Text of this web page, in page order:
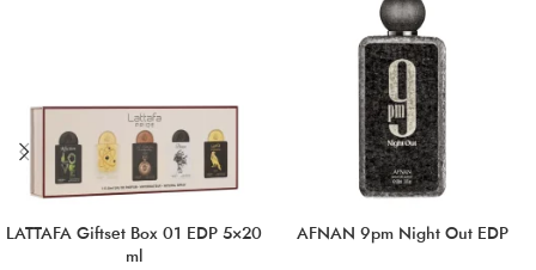
LATTAFA Giftset Box 01 EDP 5×20
ml
AFNAN 9pm Night Out EDP